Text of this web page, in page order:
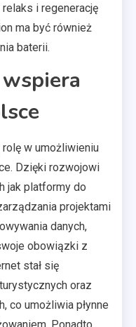
i regenerację
ma być również
baterii.
w umożliwieniu
Dzięki rozwojowi
jak platformy do
projektami
danych,
obowiązki z
stał się
oraz
co umożliwia płynne